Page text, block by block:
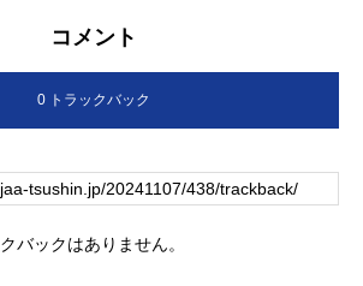
コメント
0 トラックバック
バックはありません。